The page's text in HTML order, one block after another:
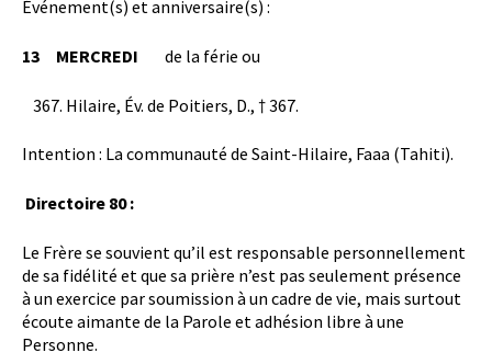
Événement(s) et anniversaire(s) :
13 MERCREDI de la férie ou
Hilaire, Év. de Poitiers, D., † 367.
Intention : La communauté de Saint-Hilaire, Faaa (Tahiti).
Directoire 80 :
Le Frère se souvient qu’il est responsable personnellement
de sa fidélité et que sa prière n’est pas seulement présence
à un exercice par soumission à un cadre de vie, mais surtout
écoute aimante de la Parole et adhésion libre à une
Personne.